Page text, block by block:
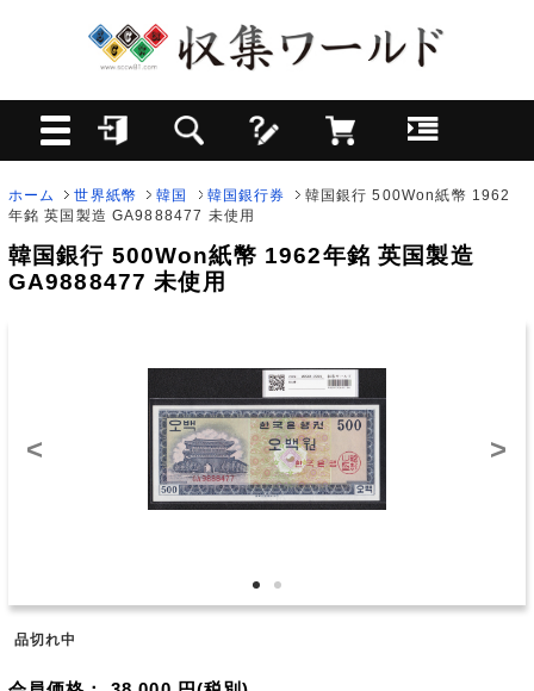
ホーム 世界紙幣 韓国 韓国銀行券
韓国銀行 500Won紙幣 1962
年銘 英国製造 GA9888477 未使用
韓国銀行 500Won紙幣 1962年銘 英国製造
GA9888477 未使用
< >
品切れ中